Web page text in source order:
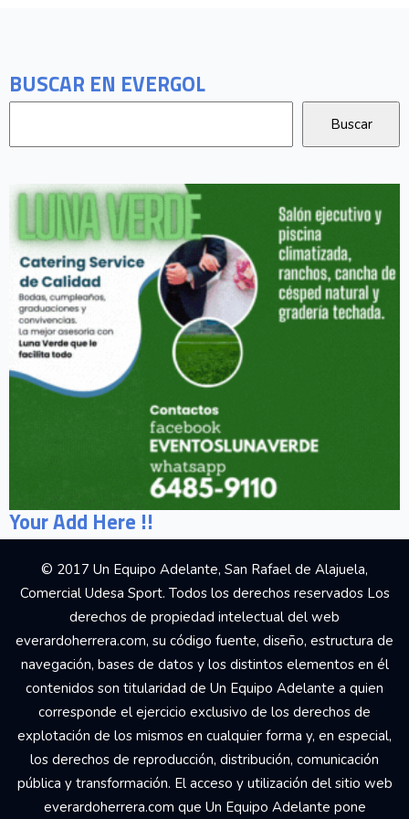
BUSCAR EN EVERGOL
Your Add Here !!
© 2017 Un Equipo Adelante, San Rafael de Alajuela,
Comercial Udesa Sport. Todos los derechos reservados Los
derechos de propiedad intelectual del web
everardoherrera.com, su código fuente, diseño, estructura de
navegación, bases de datos y los distintos elementos en él
contenidos son titularidad de Un Equipo Adelante a quien
corresponde el ejercicio exclusivo de los derechos de
explotación de los mismos en cualquier forma y, en especial,
los derechos de reproducción, distribución, comunicación
pública y transformación. El acceso y utilización del sitio web
everardoherrera.com que Un Equipo Adelante pone